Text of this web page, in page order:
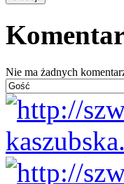
Nie ma żadnych